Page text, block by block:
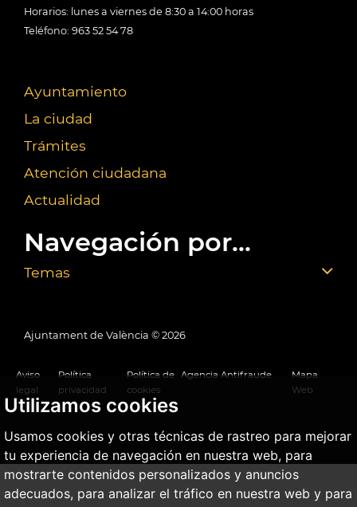
Utilizamos cookies
Usamos cookies y otras técnicas de rastreo para mejorar
tu experiencia de navegación en nuestra web, para
mostrarte contenidos personalizados y anuncios
adecuados, para analizar el tráfico en nuestra web y para
Horarios: lunes a viernes de 8:30 a 14:00 horas
Teléfono: 963 52 54 78
Ayuntamiento
La ciudad
Trámites
Atención ciudadana
Actualidad
Navegación por...
Temas
Ajuntament de València © 2026
Aviso
legal
Política
privacidad
Política de
cookies
Agencia Antifraude
Mapa
Web